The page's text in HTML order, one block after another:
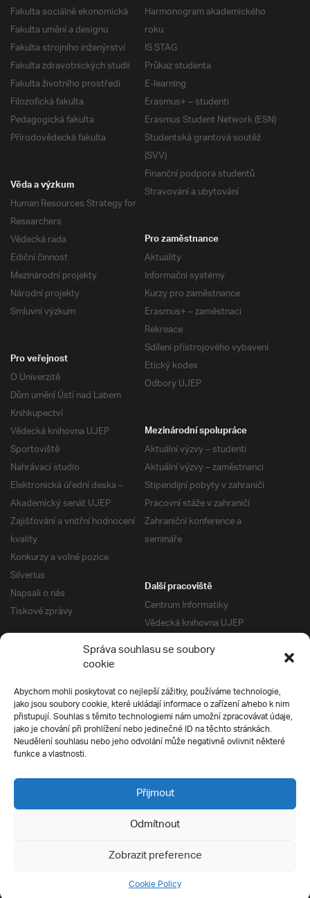
Správa souhlasu se soubory
cookie
Abychom mohli poskytovat co nejlepší zážitky, používáme technologie,
jako jsou soubory cookie, které ukládají informace o zařízení a/nebo k nim
přistupují. Souhlas s těmito technologiemi nám umožní zpracovávat údaje,
jako je chování při prohlížení nebo jedinečné ID na těchto stránkách.
Neudělení souhlasu nebo jeho odvolání může negativně ovlivnit některé
funkce a vlastnosti.
Přijmout
Odmítnout
Zobrazit preference
Cookie Policy
Fakulta sociálně ekonomická
Fakulta umění a designu
Fakulta strojního inženýrství
Fakulta zdravotnických studií
Fakulta životního prostředí
Filozofická fakulta
Pedagogická fakulta
Přírodovědecká fakulta
Harmonogram akademického
roku
IS STAG
Průkaz studenta
E-learning
Erasmus+ – studenti
Erasmus Student Network (ESN)
Studentská grantová soutěž
(SVV)
Finanční podpora studentů
Stravování a ubytování
Věda a výzkum
Human Resources Strategy for
Researchers
Vědecká rada
Ediční činnost
Mezinárodní projekty
Národní projekty
Smluvní výzkum
Pro zaměstnance
Aktuality
Informační systémy
Kurzy pro zaměstnance
Erasmus+ – zaměstnaci
Rekreace
Sdílení přístrojového vybavení
Etický kodex
Odbory UJEP
Pro veřejnost
O Univerzitě
Dům umění Ústí nad Labem
Knihkupectví
Vědecká knihovna UJEP
Sportoviště
Nahrávací studio
Elektronická úřední deska –
Akademický senát UJEP
Zajišťování a vnitřní hodnocení
kvality
Konkurzy a volné pozice
Silverius
Napsali o nás
Tiskové zprávy
Mezinárodní spolupráce
Aktuální výzvy – studenti
Aktuální výzvy – zaměstnanci
Stipendijní pobyty v zahraničí
Pracovní stáže v zahraničí
Zahraniční konference a
semináře
Další pracoviště
Centrum Informatiky
Vědecká knihovna UJEP
Správa kolejí a menz
Univerzitní centrum podpory
Silverius
Pro uchazeče
Přijímací řízení
E-prihlaska
Přípravné kurzy
Ochrana soukromí
Všechna práva vyhrazena